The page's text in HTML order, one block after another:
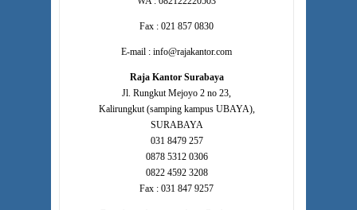
Fax : 021 857 0830
E-mail : info@rajakantor.com
Raja Kantor Surabaya
Jl. Rungkut Mejoyo 2 no 23,
Kalirungkut (samping kampus UBAYA),
SURABAYA
031 8479 257
0878 5312 0306
0822 4592 3208
Fax : 031 847 9257